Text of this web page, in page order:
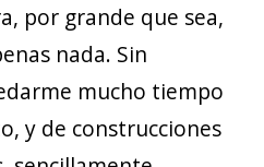
por grande que sea,
nada. Sin
mucho tiempo
y de construcciones